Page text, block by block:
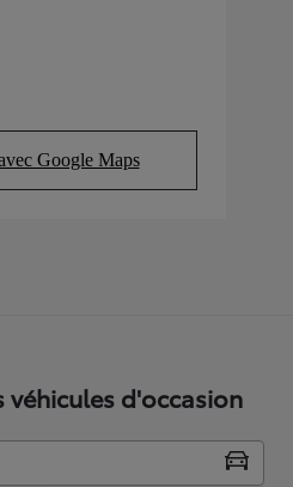
Google Maps
in new tab)
véhicules d'occasion